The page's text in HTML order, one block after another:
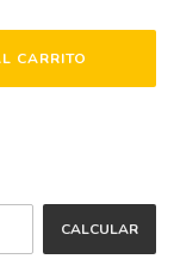
CALCULAR